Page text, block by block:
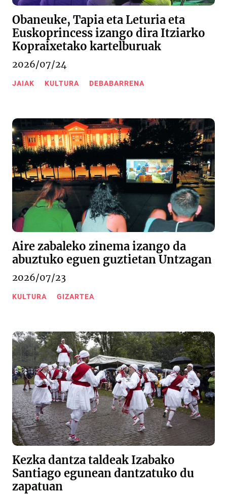
Obaneuke, Tapia eta Leturia eta
Euskoprincess izango dira Itziarko
Kopraixetako kartelburuak
2026/07/24
JAIAK KULTURA DEBABARRENA
Aire zabaleko zinema izango da
abuztuko eguen guztietan Untzagan
2026/07/23
KULTURA GIZARTEA
Kezka dantza taldeak Izabako
Santiago egunean dantzatuko du
zapatuan